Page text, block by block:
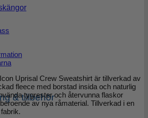
& tillbehör
Uprisal Crew Sweatshirt är tillverkad av
fleece med borstad insida och naturlig
tygrester och återvunna flaskor
av nya råmaterial. Tillverkad i en